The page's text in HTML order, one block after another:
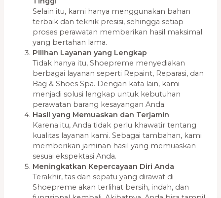
Selain itu, kami hanya menggunakan bahan
terbaik dan teknik presisi, sehingga setiap
proses perawatan memberikan hasil maksimal
yang bertahan lama.
Pilihan Layanan yang Lengkap
Tidak hanya itu, Shoepreme menyediakan
berbagai layanan seperti Repaint, Reparasi, dan
Bag & Shoes Spa. Dengan kata lain, kami
menjadi solusi lengkap untuk kebutuhan
perawatan barang kesayangan Anda.
Hasil yang Memuaskan dan Terjamin
Karena itu, Anda tidak perlu khawatir tentang
kualitas layanan kami. Sebagai tambahan, kami
memberikan jaminan hasil yang memuaskan
sesuai ekspektasi Anda.
Meningkatkan Kepercayaan Diri Anda
Terakhir, tas dan sepatu yang dirawat di
Shoepreme akan terlihat bersih, indah, dan